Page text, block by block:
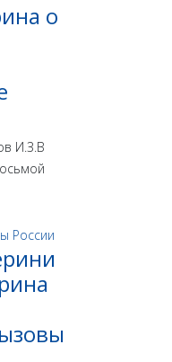
о
И.З.В